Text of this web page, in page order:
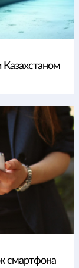
смартфона